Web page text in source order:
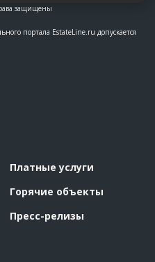
защищены
портала EstateLine.ru допускается
Платные услуги
Горячие объекты
Пресс-релизы